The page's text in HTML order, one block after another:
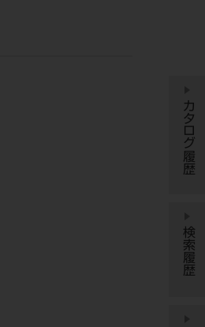
カタログ履歴
検索履歴